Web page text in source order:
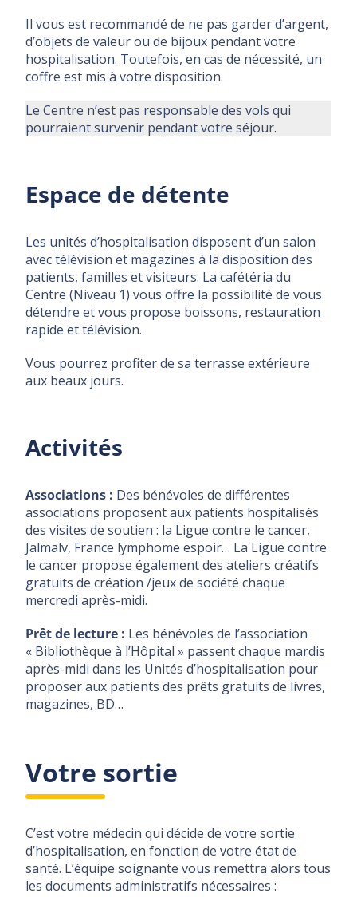
Il vous est recommandé de ne pas garder d’argent,
d’objets de valeur ou de bijoux pendant votre
hospitalisation. Toutefois, en cas de nécessité, un
coffre est mis à votre disposition.
Le Centre n’est pas responsable des vols qui
pourraient survenir pendant votre séjour.
Espace de détente
Les unités d’hospitalisation disposent d’un salon
avec télévision et magazines à la disposition des
patients, familles et visiteurs. La cafétéria du
Centre (Niveau 1) vous offre la possibilité de vous
détendre et vous propose boissons, restauration
rapide et télévision.
Vous pourrez profiter de sa terrasse extérieure
aux beaux jours.
Activités
Associations : Des bénévoles de différentes
associations proposent aux patients hospitalisés
des visites de soutien : la Ligue contre le cancer,
Jalmalv, France lymphome espoir… La Ligue contre
le cancer propose également des ateliers créatifs
gratuits de création /jeux de société chaque
mercredi après-midi.
Prêt de lecture : Les bénévoles de l’association
« Bibliothèque à l’Hôpital » passent chaque mardis
après-midi dans les Unités d’hospitalisation pour
proposer aux patients des prêts gratuits de livres,
magazines, BD…
Votre sortie
C’est votre médecin qui décide de votre sortie
d’hospitalisation, en fonction de votre état de
santé. L’équipe soignante vous remettra alors tous
les documents administratifs nécessaires :